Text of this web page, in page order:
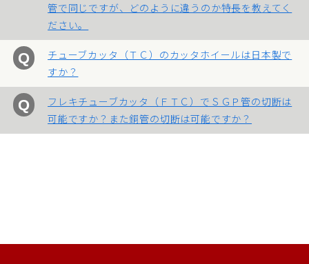
管で同じですが、どのように違うのか特長を教えてく
ださい。
チューブカッタ（ＴＣ）のカッタホイールは日本製で
すか？
フレキチューブカッタ（ＦＴＣ）でＳＧＰ管の切断は
可能ですか？また銅管の切断は可能ですか？
精 機
営業所
採用情報
お問い合わせ 個人情報保護方針